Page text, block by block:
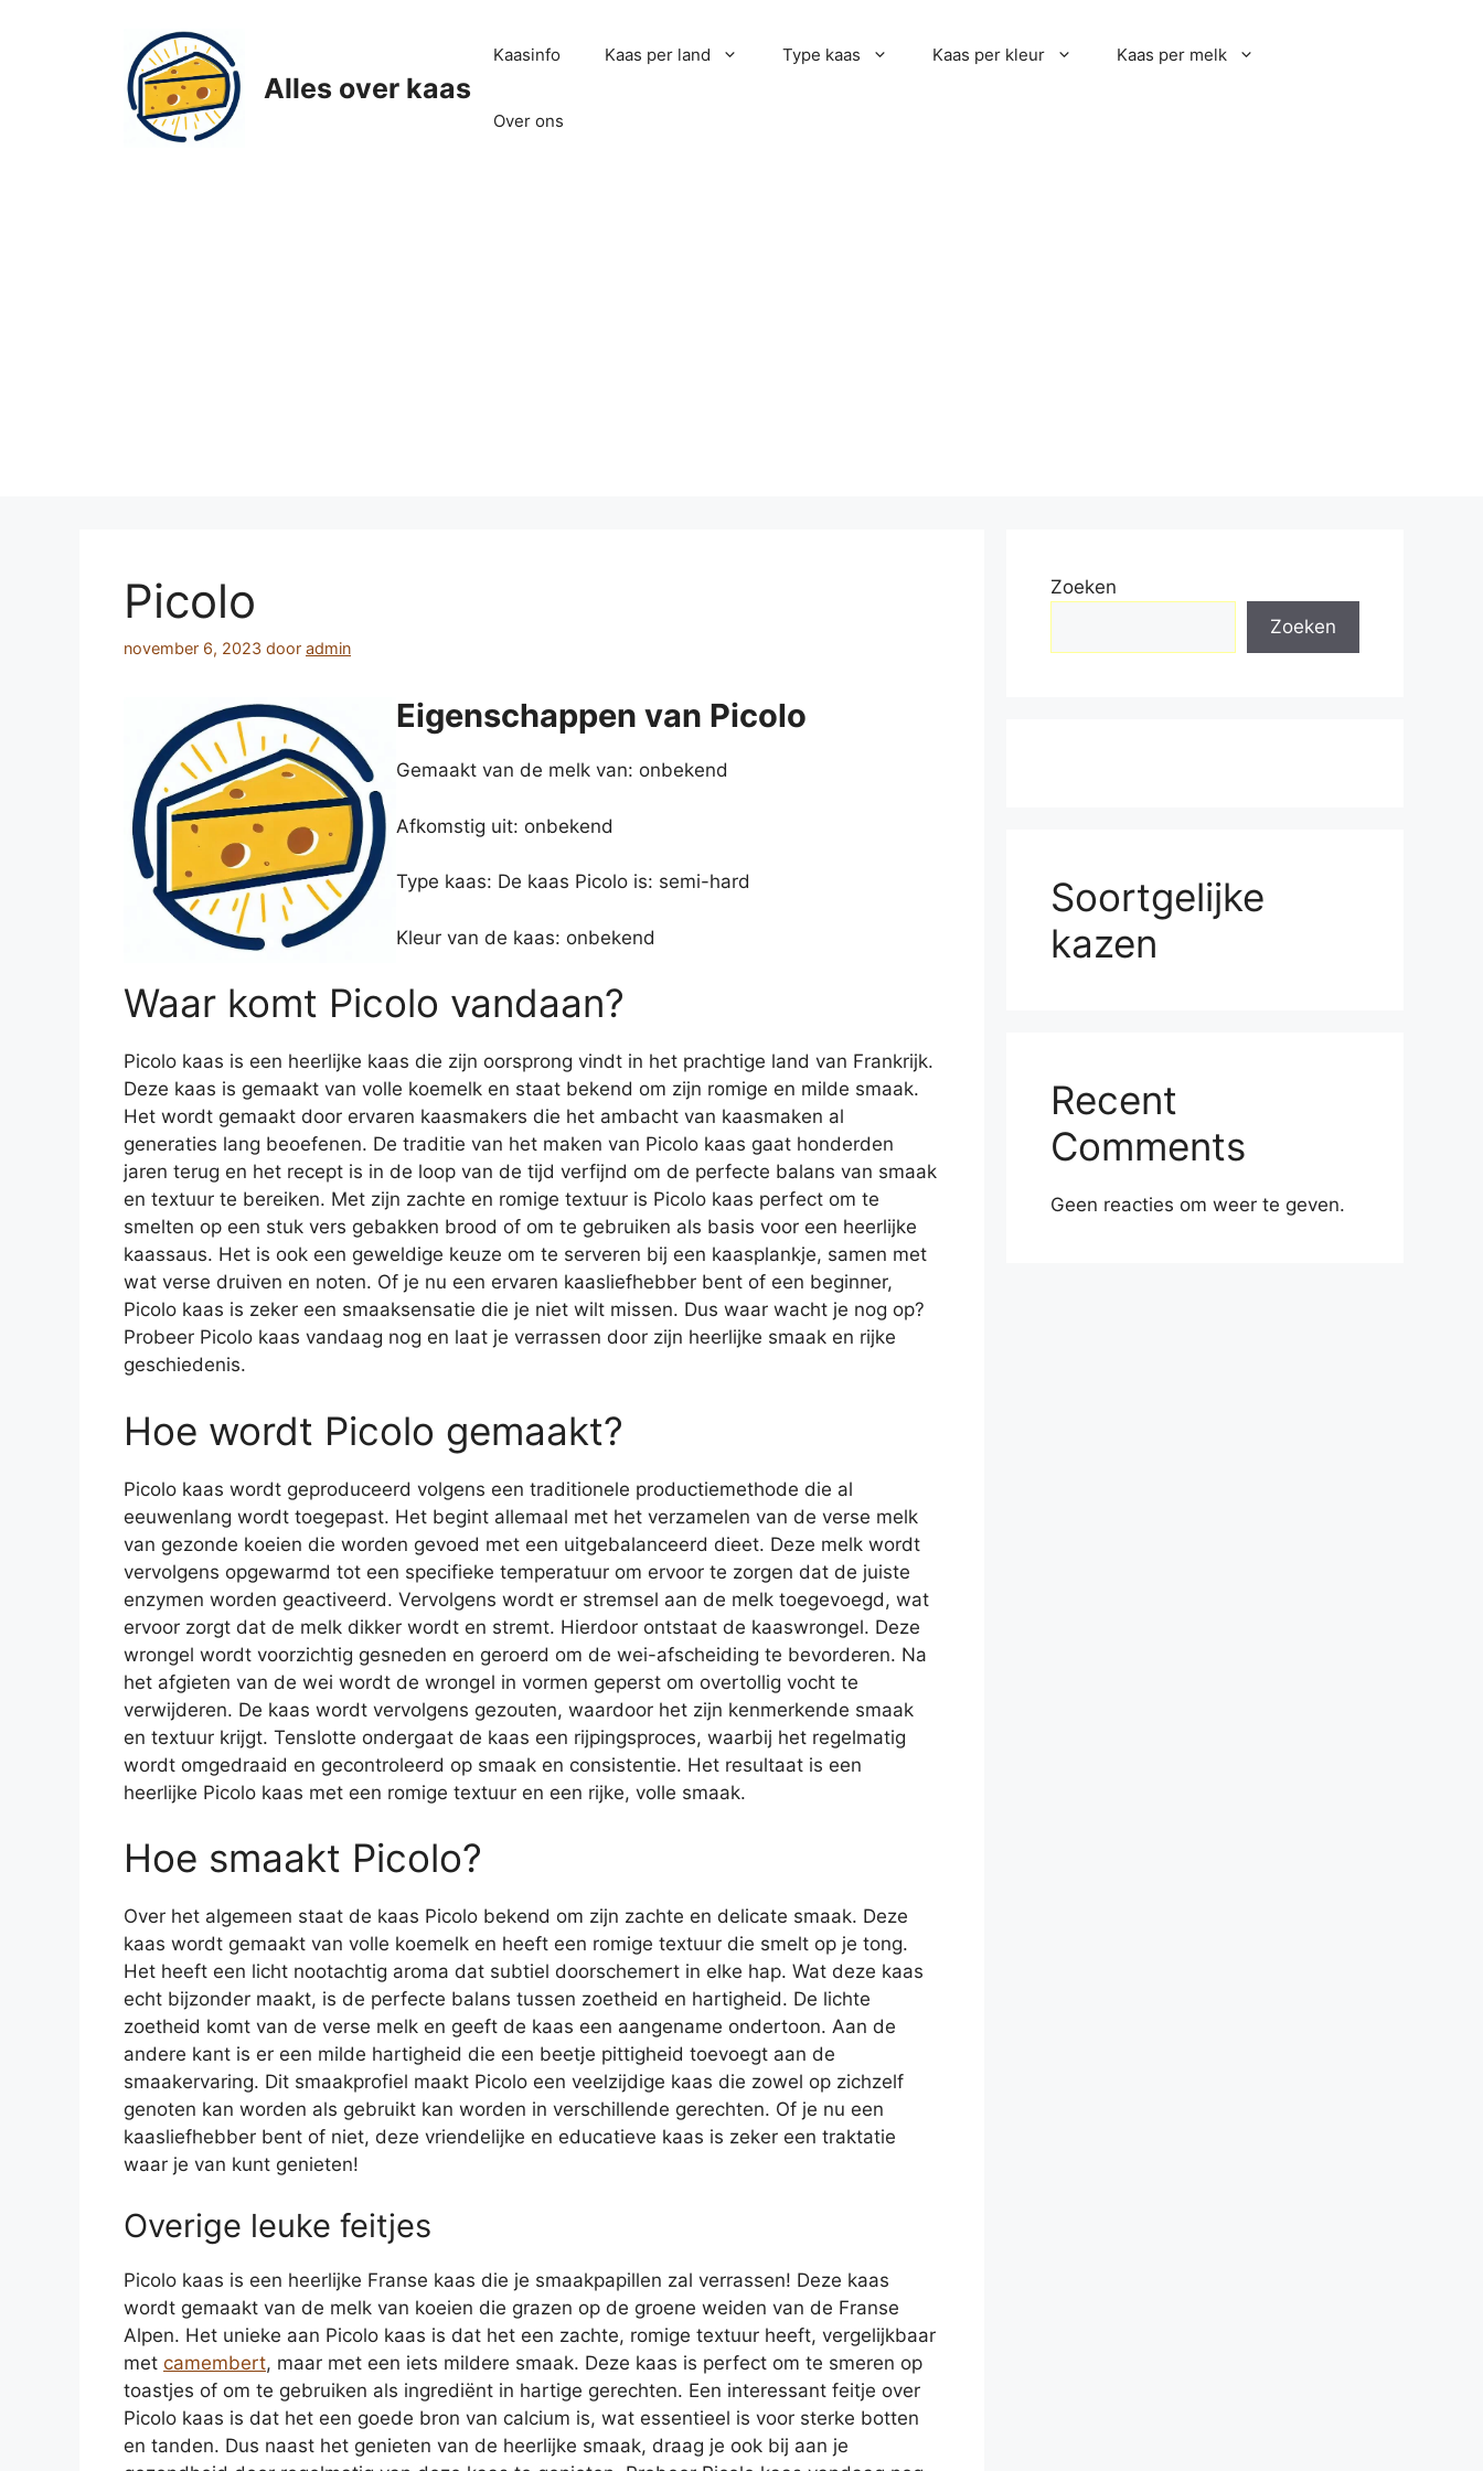
Alles over kaas
Kaasinfo Kaas per land Type kaas Kaas per kleur Kaas per melk
Over ons
Picolo
november 6, 2023 door admin
Eigenschappen van Picolo
Gemaakt van de melk van: onbekend
Afkomstig uit: onbekend
Type kaas: De kaas Picolo is: semi-hard
Kleur van de kaas: onbekend
Waar komt Picolo vandaan?
Picolo kaas is een heerlijke kaas die zijn oorsprong vindt in het prachtige land van Frankrijk.
Deze kaas is gemaakt van volle koemelk en staat bekend om zijn romige en milde smaak.
Het wordt gemaakt door ervaren kaasmakers die het ambacht van kaasmaken al
generaties lang beoefenen. De traditie van het maken van Picolo kaas gaat honderden
jaren terug en het recept is in de loop van de tijd verfijnd om de perfecte balans van smaak
en textuur te bereiken. Met zijn zachte en romige textuur is Picolo kaas perfect om te
smelten op een stuk vers gebakken brood of om te gebruiken als basis voor een heerlijke
kaassaus. Het is ook een geweldige keuze om te serveren bij een kaasplankje, samen met
wat verse druiven en noten. Of je nu een ervaren kaasliefhebber bent of een beginner,
Picolo kaas is zeker een smaaksensatie die je niet wilt missen. Dus waar wacht je nog op?
Probeer Picolo kaas vandaag nog en laat je verrassen door zijn heerlijke smaak en rijke
geschiedenis.
Hoe wordt Picolo gemaakt?
Picolo kaas wordt geproduceerd volgens een traditionele productiemethode die al
eeuwenlang wordt toegepast. Het begint allemaal met het verzamelen van de verse melk
van gezonde koeien die worden gevoed met een uitgebalanceerd dieet. Deze melk wordt
vervolgens opgewarmd tot een specifieke temperatuur om ervoor te zorgen dat de juiste
enzymen worden geactiveerd. Vervolgens wordt er stremsel aan de melk toegevoegd, wat
ervoor zorgt dat de melk dikker wordt en stremt. Hierdoor ontstaat de kaaswrongel. Deze
wrongel wordt voorzichtig gesneden en geroerd om de wei-afscheiding te bevorderen. Na
het afgieten van de wei wordt de wrongel in vormen geperst om overtollig vocht te
verwijderen. De kaas wordt vervolgens gezouten, waardoor het zijn kenmerkende smaak
en textuur krijgt. Tenslotte ondergaat de kaas een rijpingsproces, waarbij het regelmatig
wordt omgedraaid en gecontroleerd op smaak en consistentie. Het resultaat is een
heerlijke Picolo kaas met een romige textuur en een rijke, volle smaak.
Hoe smaakt Picolo?
Over het algemeen staat de kaas Picolo bekend om zijn zachte en delicate smaak. Deze
kaas wordt gemaakt van volle koemelk en heeft een romige textuur die smelt op je tong.
Het heeft een licht nootachtig aroma dat subtiel doorschemert in elke hap. Wat deze kaas
echt bijzonder maakt, is de perfecte balans tussen zoetheid en hartigheid. De lichte
zoetheid komt van de verse melk en geeft de kaas een aangename ondertoon. Aan de
andere kant is er een milde hartigheid die een beetje pittigheid toevoegt aan de
smaakervaring. Dit smaakprofiel maakt Picolo een veelzijdige kaas die zowel op zichzelf
genoten kan worden als gebruikt kan worden in verschillende gerechten. Of je nu een
kaasliefhebber bent of niet, deze vriendelijke en educatieve kaas is zeker een traktatie
waar je van kunt genieten!
Overige leuke feitjes
Picolo kaas is een heerlijke Franse kaas die je smaakpapillen zal verrassen! Deze kaas
wordt gemaakt van de melk van koeien die grazen op de groene weiden van de Franse
Alpen. Het unieke aan Picolo kaas is dat het een zachte, romige textuur heeft, vergelijkbaar
met camembert, maar met een iets mildere smaak. Deze kaas is perfect om te smeren op
toastjes of om te gebruiken als ingrediënt in hartige gerechten. Een interessant feitje over
Picolo kaas is dat het een goede bron van calcium is, wat essentieel is voor sterke botten
en tanden. Dus naast het genieten van de heerlijke smaak, draag je ook bij aan je
Zoeken
Zoeken
Soortgelijke
kazen
Recent
Comments
Geen reacties om weer te geven.